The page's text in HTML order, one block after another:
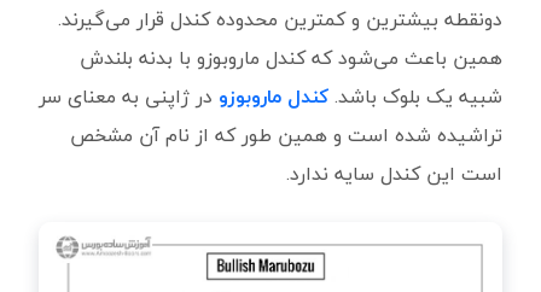
دونقطه بیشترین و کمترین محدوده کندل قرار می‌گیرند.
همین باعث می‌شود که کندل ماروبوزو با بدنه بلندش
شبیه یک بلوک باشد.کندل ماروبوزو در ژاپنی به معنای سر
تراشیده شده است و همین طور که از نام آن مشخص
است این کندل سایه ندارد.